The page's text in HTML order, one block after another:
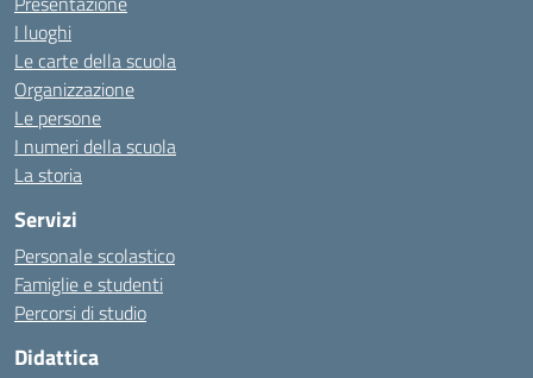
I luoghi
Le carte della scuola
Organizzazione
Le persone
I numeri della scuola
La storia
Servizi
Personale scolastico
Famiglie e studenti
Percorsi di studio
Didattica